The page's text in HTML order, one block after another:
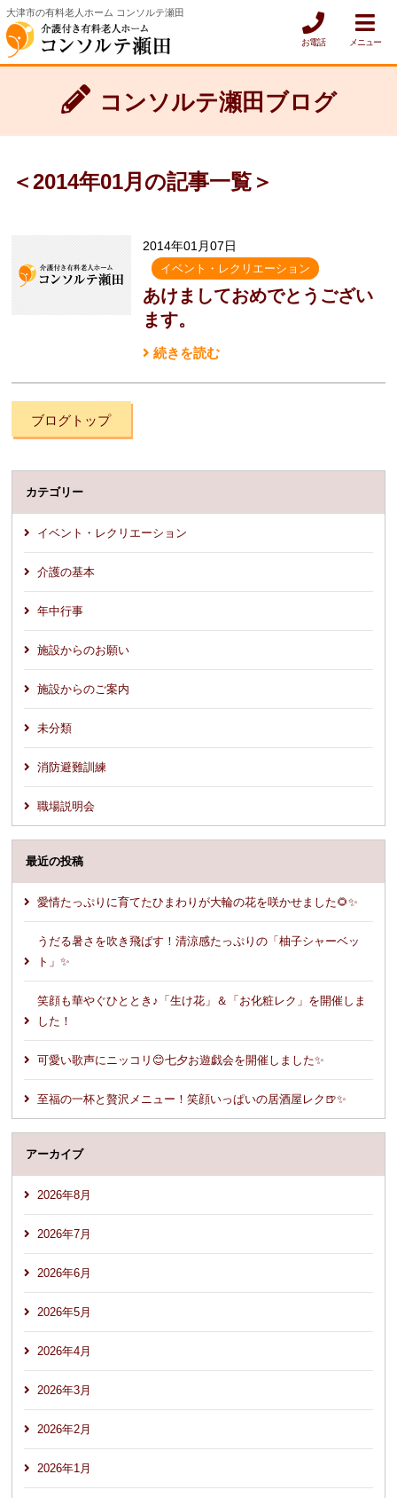
大津市の有料老人ホーム コンソルテ瀬田
お電話 メニュー
コンソルテ瀬田ブログ
＜2014年01月の記事一覧＞
2014年01月07日
イベント・レクリエーション
あけましておめでとうござい
ます。
続きを読む
ブログトップ
カテゴリー
イベント・レクリエーション
介護の基本
年中行事
施設からのお願い
施設からのご案内
未分類
消防避難訓練
職場説明会
最近の投稿
愛情たっぷりに育てたひまわりが大輪の花を咲かせました🌻✨
うだる暑さを吹き飛ばす！清涼感たっぷりの「柚子シャーベッ
ト」✨
笑顔も華やぐひととき♪「生け花」＆「お化粧レク」を開催しま
した！
可愛い歌声にニッコリ😊七夕お遊戯会を開催しました✨
至福の一杯と贅沢メニュー！笑顔いっぱいの居酒屋レク🍺✨
アーカイブ
2026年8月
2026年7月
2026年6月
2026年5月
2026年4月
2026年3月
2026年2月
2026年1月